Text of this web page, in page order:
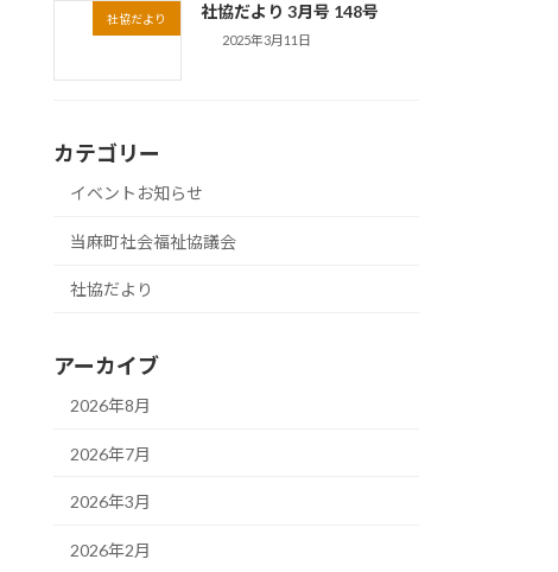
社協だより 社協だより 3月号 148号
2025年3月11日
カテゴリー
イベントお知らせ
当麻町社会福祉協議会
社協だより
アーカイブ
2026年8月
2026年7月
2026年3月
2026年2月